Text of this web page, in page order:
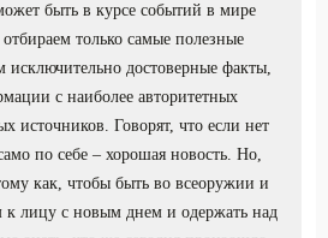
быть в курсе событий в мире
только самые полезные
исключительно достоверные факты,
с наиболее авторитетных
источников. Говорят, что если нет
по себе – хорошая новость. Но,
как, чтобы быть во всеоружии и
к лицу с новым днем и одержать над